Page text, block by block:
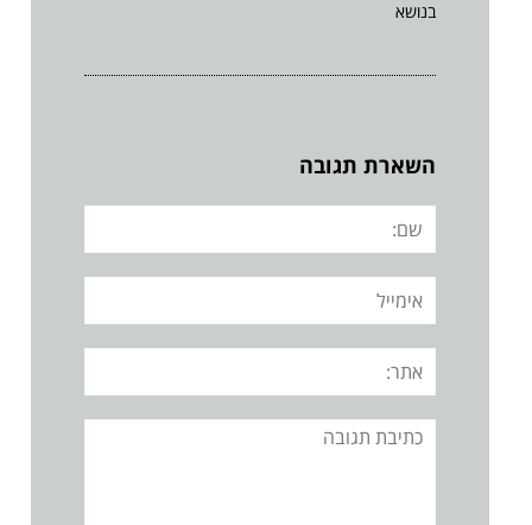
בנושא
השארת תגובה
שם:
אימייל
אתר:
תגובה